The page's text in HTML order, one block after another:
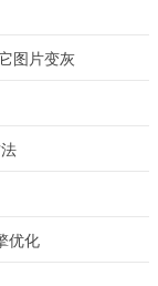
图片变灰
优化